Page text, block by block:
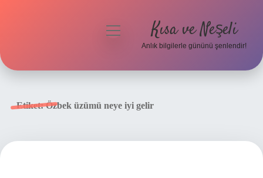
menüyü
Kısa ve Neşeli
Anlık bilgilerle gününü şenlendir!
Etiket:Özbek üzümü neye iyi gelir